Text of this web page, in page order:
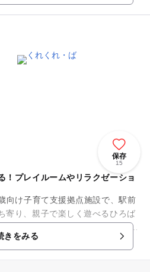
保存
15
！プレイルームやリラクゼーショ
向け子育て支援拠点施設で、駅前
寄り、親子で楽しく遊べるひろば
きをみる